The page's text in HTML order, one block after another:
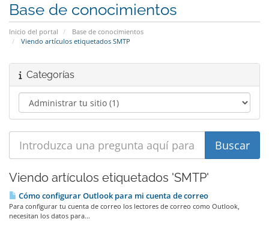
Base de conocimientos
Inicio del portal
Base de conocimientos
Viendo artículos etiquetados SMTP
Categorías
Viendo artículos etiquetados 'SMTP'
Cómo configurar Outlook para mi cuenta de correo
Para configurar tu cuenta de correo los lectores de correo como Outlook,
necesitan los datos para...